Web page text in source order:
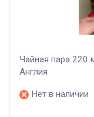
Чайная пара 220
Англия
Нет в наличии